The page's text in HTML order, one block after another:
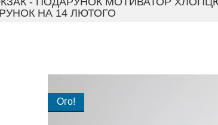
НА 14 ЛЮТОГО
Ого!